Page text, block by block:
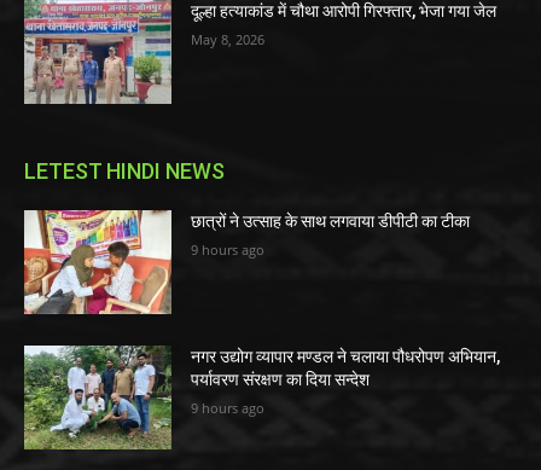
दूल्हा हत्याकांड में चौथा आरोपी गिरफ्तार, भेजा गया जेल
May 8, 2026
LETEST HINDI NEWS
छात्रों ने उत्साह के साथ लगवाया डीपीटी का टीका
9 hours ago
नगर उद्योग व्यापार मण्डल ने चलाया पौधरोपण अभियान,
पर्यावरण संरक्षण का दिया सन्देश
9 hours ago